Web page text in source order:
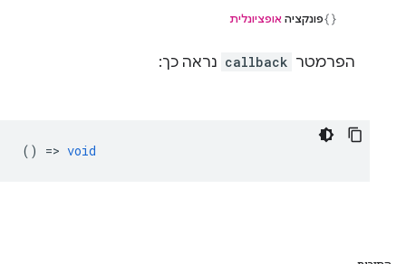
פונקציה אופציונלית
הפרמטר callback נראה כך:
() => void